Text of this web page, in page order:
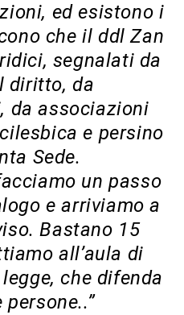
ed esistono i
che il ddl Zan
segnalati da
diritto, da
da associazioni
e persino
Sede.
un passo
e arriviamo a
Bastano 15
all’aula di
che difenda